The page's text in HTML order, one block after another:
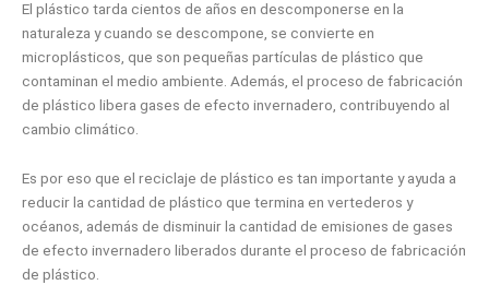
El plástico tarda cientos de años en descomponerse en la
naturaleza y cuando se descompone, se convierte en
microplásticos, que son pequeñas partículas de plástico que
contaminan el medio ambiente. Además, el proceso de fabricación
de plástico libera gases de efecto invernadero, contribuyendo al
cambio climático.
Es por eso que el reciclaje de plástico es tan importante y ayuda a
reducir la cantidad de plástico que termina en vertederos y
océanos, además de disminuir la cantidad de emisiones de gases
de efecto invernadero liberados durante el proceso de fabricación
de plástico.